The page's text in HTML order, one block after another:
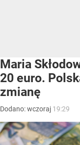
Maria
20 euro.
zmianę
Dodano:wczoraj 19:29